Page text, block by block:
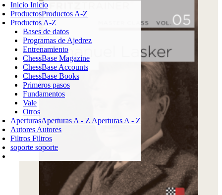
Inicio Inicio
ProductosProductos A-Z
Productos A-Z
Bases de datos
Programas de Ajedrez
Entrenamiento
ChessBase Magazine
ChessBase Accounts
ChessBase Books
Primeros pasos
Fundamentos
Vale
Otros
AperturasAperturas A - Z Aperturas A - Z
Autores Autores
Filtros Filtros
soporte soporte
Login
CARRO DE LA COMPRA
0PRODUCTO
0,00 €